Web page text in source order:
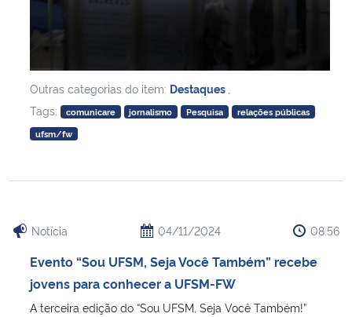
Outras categorias do item: Destaques
Tags:
comunicare jornalismo Pesquisa
relações públicas
ufsm/fw
Notícia 04/11/2024 08:56
Evento “Sou UFSM, Seja Você Também” recebe
jovens para conhecer a UFSM-FW
A terceira edição do “Sou UFSM, Seja Você Também!”